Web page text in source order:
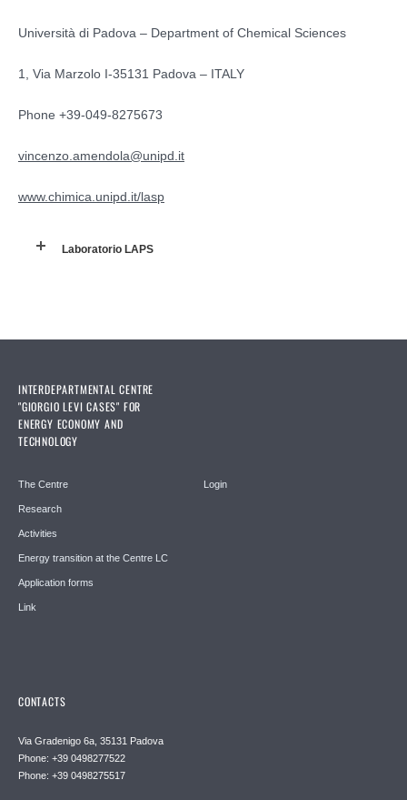
Università di Padova – Department of Chemical Sciences
1, Via Marzolo I-35131 Padova – ITALY
Phone +39-049-8275673
vincenzo.amendola@unipd.it
www.chimica.unipd.it/lasp
Laboratorio LAPS
INTERDEPARTMENTAL CENTRE
"GIORGIO LEVI CASES" FOR
ENERGY ECONOMY AND
TECHNOLOGY
The Centre
Research
Activities
Energy transition at the Centre LC
Application forms
Link
Login
CONTACTS
Via Gradenigo 6a, 35131 Padova
Phone: +39 0498277522
Phone: +39 0498275517